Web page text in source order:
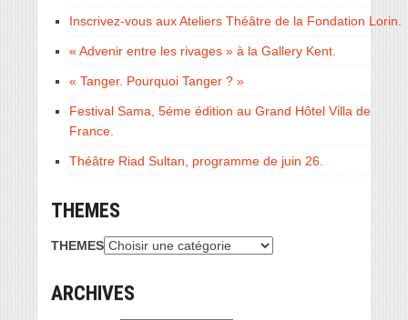
Inscrivez-vous aux Ateliers Théâtre de la Fondation Lorin.
« Advenir entre les rivages » à la Gallery Kent.
« Tanger. Pourquoi Tanger ? »
Festival Sama, 5éme édition au Grand Hôtel Villa de
France.
Théâtre Riad Sultan, programme de juin 26.
THEMES
THEMES
ARCHIVES